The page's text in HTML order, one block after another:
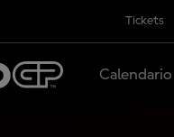
Tickets
Calendario